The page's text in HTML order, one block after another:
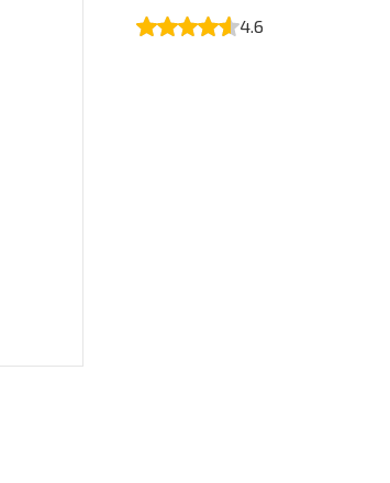
4.6